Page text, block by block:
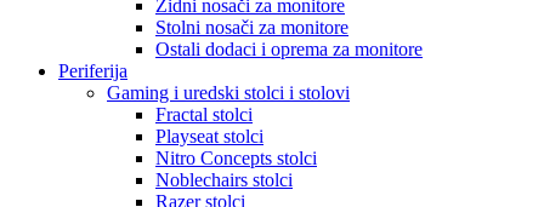
Zidni nosači za monitore
Stolni nosači za monitore
Ostali dodaci i oprema za monitore
Periferija
Gaming i uredski stolci i stolovi
Fractal stolci
Playseat stolci
Nitro Concepts stolci
Noblechairs stolci
Razer stolci